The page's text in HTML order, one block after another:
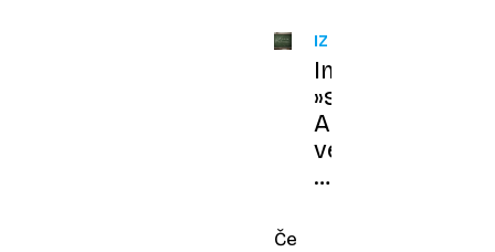
IZZIV
Imate
Ali
veste,
katero
Če